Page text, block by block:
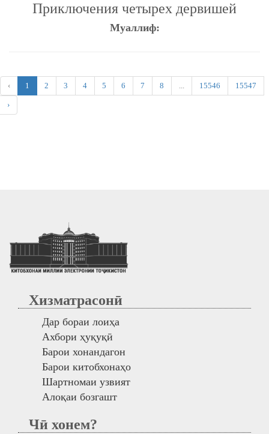
Приключения четырех дервишей
Муаллиф:
‹ 1 2 3 4 5 6 7 8 ... 15546 15547
›
Хизматрасонӣ
Дар бораи лоиҳа
Ахбори ҳуқуқӣ
Барои хонандагон
Барои китобхонаҳо
Шартномаи узвият
Алоқаи бозгашт
Чӣ хонем?